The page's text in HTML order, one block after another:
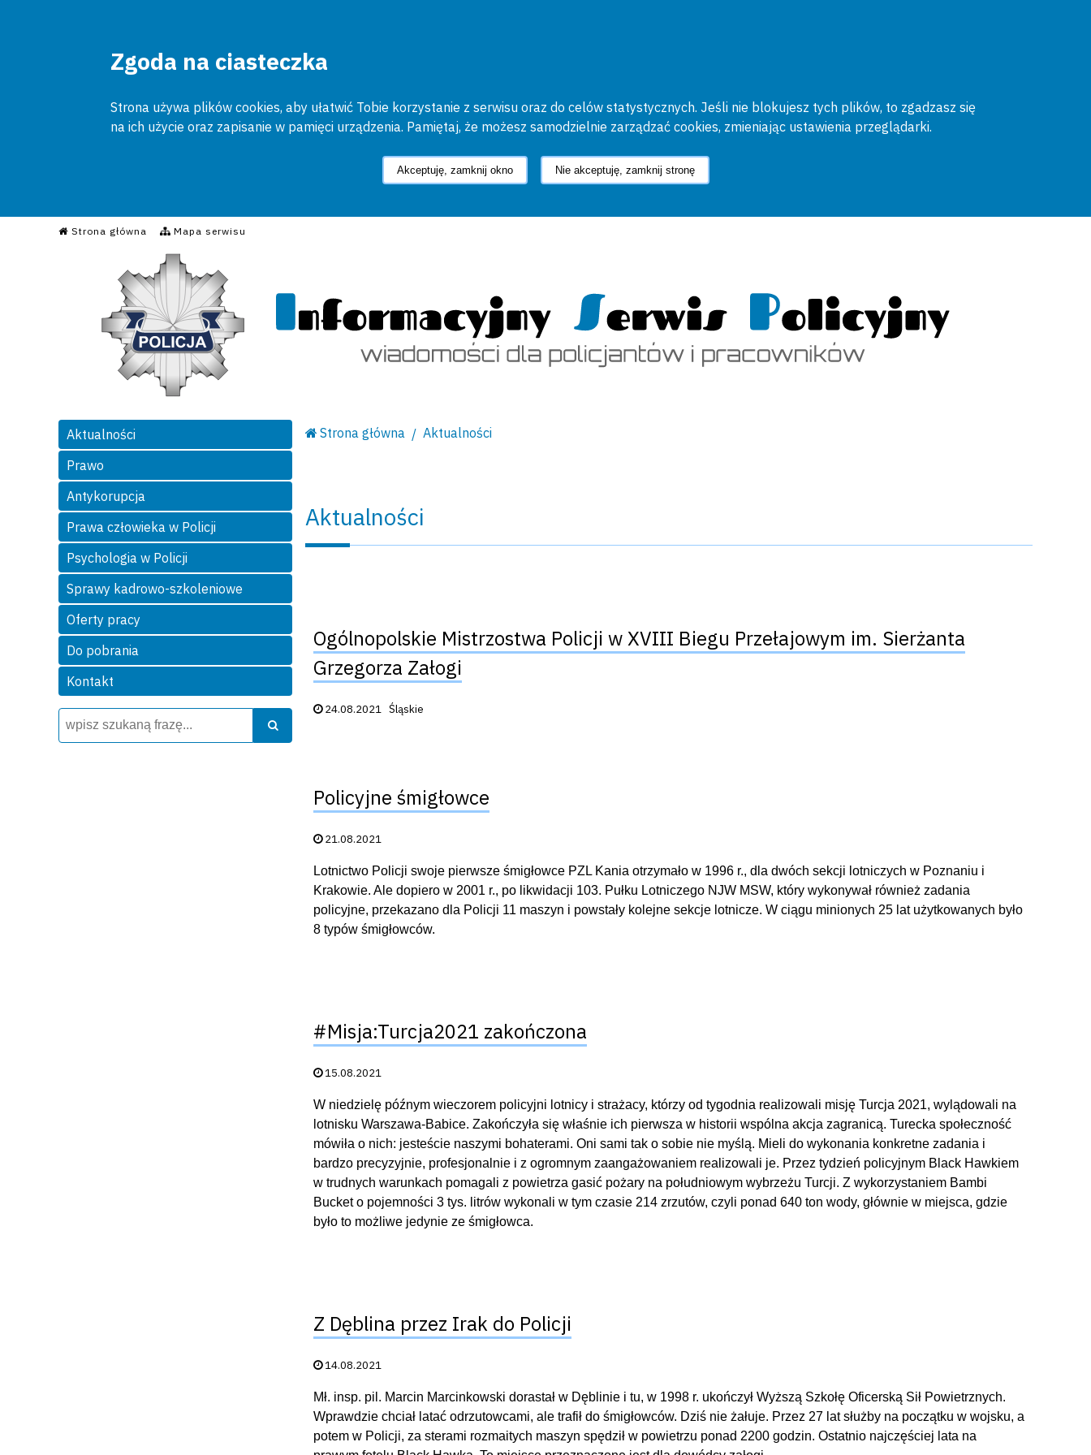
Zgoda na ciasteczka
Strona używa plików cookies, aby ułatwić Tobie korzystanie z serwisu oraz do celów statystycznych. Jeśli nie blokujesz tych plików, to zgadzasz się
na ich użycie oraz zapisanie w pamięci urządzenia. Pamiętaj, że możesz samodzielnie zarządzać cookies, zmieniając ustawienia przeglądarki.
Akceptuję, zamknij okno Nie akceptuję, zamknij stronę
Strona główna Mapa serwisu
Informacyjny Serwis Policyjny
Aktualności
Prawo
Antykorupcja
Prawa człowieka w Policji
Psychologia w Policji
Sprawy kadrowo-szkoleniowe
Oferty pracy
Do pobrania
Kontakt
Wyszukiwarka
Szukaj
Strona główna Aktualności
Aktualności
Ogólnopolskie Mistrzostwa Policji w XVIII Biegu Przełajowym im. Sierżanta
Grzegorza Załogi
Data publikacji:
24.08.2021Śląskie
Policyjne śmigłowce
Data publikacji:
21.08.2021
Lotnictwo Policji swoje pierwsze śmigłowce PZL Kania otrzymało w 1996 r., dla dwóch sekcji lotniczych w Poznaniu i
Krakowie. Ale dopiero w 2001 r., po likwidacji 103. Pułku Lotniczego NJW MSW, który wykonywał również zadania
policyjne, przekazano dla Policji 11 maszyn i powstały kolejne sekcje lotnicze. W ciągu minionych 25 lat użytkowanych było
8 typów śmigłowców.
#Misja:Turcja2021 zakończona
Data publikacji:
15.08.2021
W niedzielę późnym wieczorem policyjni lotnicy i strażacy, którzy od tygodnia realizowali misję Turcja 2021, wylądowali na
lotnisku Warszawa-Babice. Zakończyła się właśnie ich pierwsza w historii wspólna akcja zagranicą. Turecka społeczność
mówiła o nich: jesteście naszymi bohaterami. Oni sami tak o sobie nie myślą. Mieli do wykonania konkretne zadania i
bardzo precyzyjnie, profesjonalnie i z ogromnym zaangażowaniem realizowali je. Przez tydzień policyjnym Black Hawkiem
w trudnych warunkach pomagali z powietrza gasić pożary na południowym wybrzeżu Turcji. Z wykorzystaniem Bambi
Bucket o pojemności 3 tys. litrów wykonali w tym czasie 214 zrzutów, czyli ponad 640 ton wody, głównie w miejsca, gdzie
było to możliwe jedynie ze śmigłowca.
Z Dęblina przez Irak do Policji
Data publikacji:
14.08.2021
Mł. insp. pil. Marcin Marcinkowski dorastał w Dęblinie i tu, w 1998 r. ukończył Wyższą Szkołę Oficerską Sił Powietrznych.
Wprawdzie chciał latać odrzutowcami, ale trafił do śmigłowców. Dziś nie żałuje. Przez 27 lat służby na początku w wojsku, a
potem w Policji, za sterami rozmaitych maszyn spędził w powietrzu ponad 2200 godzin. Ostatnio najczęściej lata na